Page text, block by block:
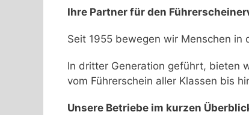
Ihre Partner für den
Seit 1955 bewegen wir Menschen
In dritter Generation geführt, bieten
vom Führerschein aller Klassen bis
Unsere Betriebe im kurzen